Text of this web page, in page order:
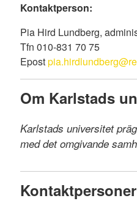
Kontaktperson:
Pia Hird Lundberg,
Tfn 010-831 70 75
Epost
Om Karlstads
Karlstads universitet
med det omgivande
Kontaktpersoner